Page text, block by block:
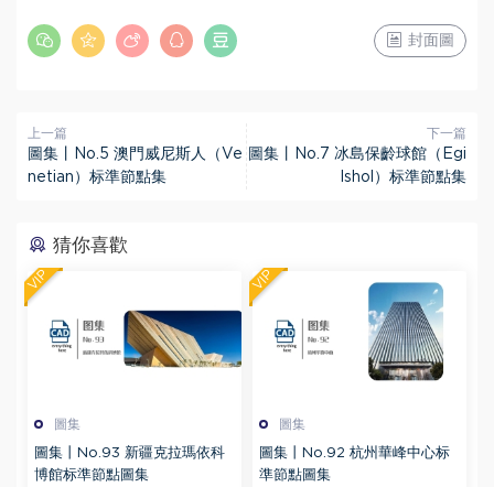
封面圖
上一篇
圖集丨No.5 澳門威尼斯人（Ve
netian）标準節點集
下一篇
圖集丨No.7 冰島保齡球館（Egi
lshol）标準節點集
猜你喜歡
圖集
圖集丨No.93 新疆克拉瑪依科
博館标準節點圖集
VIP
圖集
圖集丨No.92 杭州華峰中心标
準節點圖集
VIP